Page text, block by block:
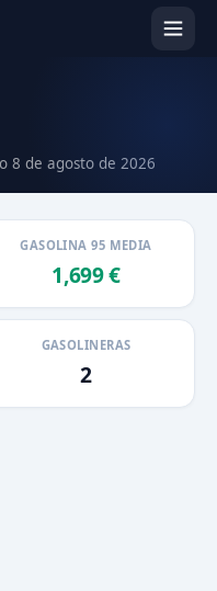
8 de agosto de 2026
GASOLINA 95 MEDIA
1,699 €
GASOLINERAS
2